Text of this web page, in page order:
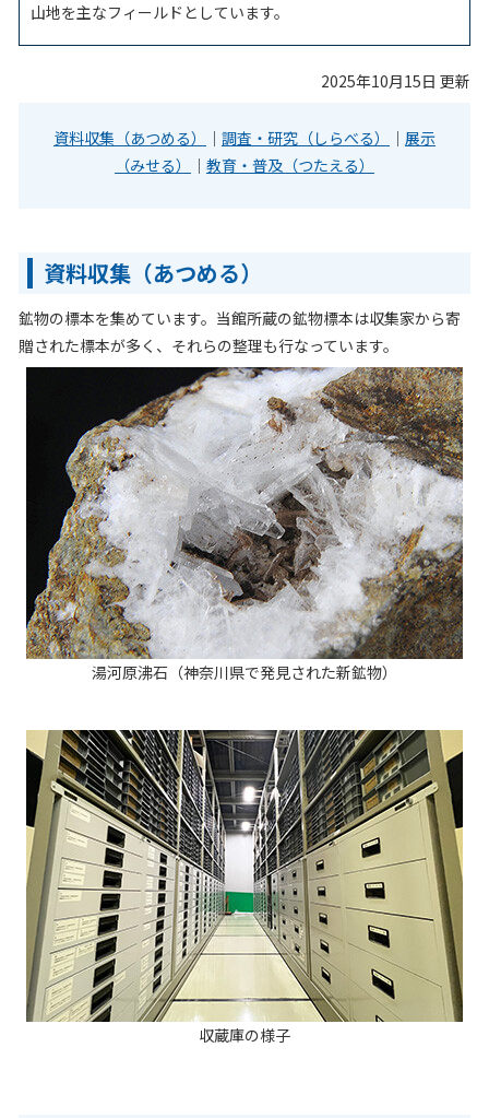
山地を主なフィールドとしています。
2025年10月15日 更新
資料収集（あつめる） ｜ 調査・研究（しらべる） ｜ 展示
（みせる）
｜ 教育・普及（つたえる）
資料収集（あつめる）
鉱物の標本を集めています。当館所蔵の鉱物標本は収集家から寄
贈された標本が多く、それらの整理も行なっています。
湯河原沸石（神奈川県で発見された新鉱物）
収蔵庫の様子